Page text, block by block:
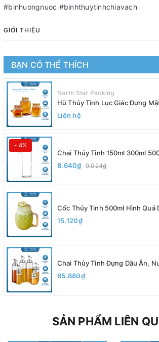
#binhuongnuoc #binhthuytinhchiavach
GIỚI THIỆU
BẠN CÓ THỂ THÍCH
North Star Packing
Hũ Thủy Tinh Lục Giác Đựng
Nắp Vàng, Đựng Yến Chưng,
Packing
Liên hệ
- 4%
Chai Thủy Tinh 150ml 300ml
Inox Có Dây Xách, Đựng Nước
Nắp Nhựa Bọc Kim Loại Chắc
8.640₫ 9.024₫
Cốc Thủy Tinh 500ml Hình Quả
Ly Quai Thủy Tinh Cao Cấp -
15.120₫
Chai Thủy Tinh Đựng Dầu Ăn,
200ml 300ml 500ml, Có Vạch
Liệu Thủy Tinh Borosilicate
65.880₫
SẢN PHẨM LIÊN